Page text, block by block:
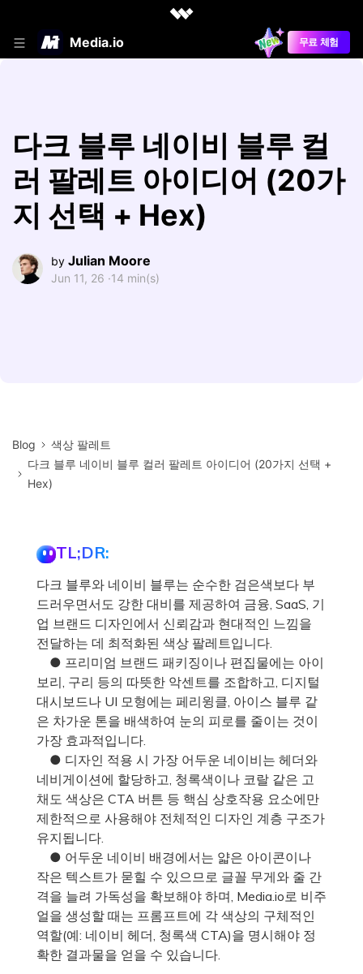
Media.io 무료 체험
다크 블루 네이비 블루 컬
러 팔레트 아이디어 (20가
지 선택 + Hex)
by Julian Moore
Jun 11, 26 ·14 min(s)
Blog
색상 팔레트
다크 블루 네이비 블루 컬러 팔레트 아이디어 (20가지 선택 +
Hex)
TL;DR:
다크 블루와 네이비 블루는 순수한 검은색보다 부
드러우면서도 강한 대비를 제공하여 금융, SaaS, 기
업 브랜드 디자인에서 신뢰감과 현대적인 느낌을
전달하는 데 최적화된 색상 팔레트입니다.
● 프리미엄 브랜드 패키징이나 편집물에는 아이
보리, 구리 등의 따뜻한 악센트를 조합하고, 디지털
대시보드나 UI 모형에는 페리윙클, 아이스 블루 같
은 차가운 톤을 배색하여 눈의 피로를 줄이는 것이
가장 효과적입니다.
● 디자인 적용 시 가장 어두운 네이비는 헤더와
네비게이션에 할당하고, 청록색이나 코랄 같은 고
채도 색상은 CTA 버튼 등 핵심 상호작용 요소에만
제한적으로 사용해야 전체적인 디자인 계층 구조가
유지됩니다.
● 어두운 네이비 배경에서는 얇은 아이콘이나
작은 텍스트가 묻힐 수 있으므로 글꼴 무게와 줄 간
격을 늘려 가독성을 확보해야 하며, Media.io로 비주
얼을 생성할 때는 프롬프트에 각 색상의 구체적인
역할(예: 네이비 헤더, 청록색 CTA)을 명시해야 정
확한 결과물을 얻을 수 있습니다.